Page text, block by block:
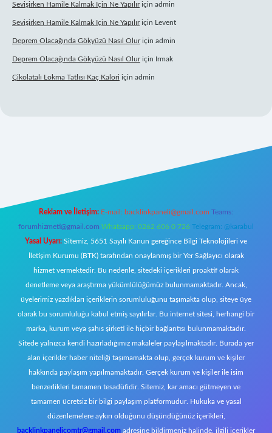
Sevişirken Hamile Kalmak Için Ne Yapılıriçin admin
Sevişirken Hamile Kalmak Için Ne Yapılıriçin Levent
Deprem Olacağında Gökyüzü Nasıl Oluriçin admin
Deprem Olacağında Gökyüzü Nasıl Oluriçin Irmak
Çikolatalı Lokma Tatlısı Kaç Kalori için admin
Reklam ve İletişim: E-mail: backlinkpaneli@gmail.com Teams:
forumhizmeti@gmail.com Whatsapp: 0262 606 0 726 Telegram: @karabul
Yasal Uyarı: Sitemiz, 5651 Sayılı Kanun gereğince Bilgi Teknolojileri ve
İletişim Kurumu (BTK) tarafından onaylanmış bir Yer Sağlayıcı olarak
hizmet vermektedir. Bu nedenle, sitedeki içerikleri proaktif olarak
denetleme veya araştırma yükümlülüğümüz bulunmamaktadır. Ancak,
üyelerimiz yazdıkları içeriklerin sorumluluğunu taşımakta olup, siteye üye
olarak bu sorumluluğu kabul etmiş sayılırlar. Bu internet sitesi, herhangi bir
marka, kurum veya şahıs şirketi ile hiçbir bağlantısı bulunmamaktadır.
Sitede yalnızca kendi hazırladığımız makaleler paylaşılmaktadır. Burada yer
alan içerikler haber niteliği taşımamakta olup, gerçek kurum ve kişiler
hakkında paylaşım yapılmamaktadır. Gerçek kurum ve kişiler ile isim
benzerlikleri tamamen tesadüfidir. Sitemiz, kar amacı gütmeyen ve
tamamen ücretsiz bir bilgi paylaşım platformudur. Hukuka ve yasal
düzenlemelere aykırı olduğunu düşündüğünüz içerikleri,
backlinkpanelicomtr@gmail.com adresine bildirmeniz halinde, ilgili içerikler